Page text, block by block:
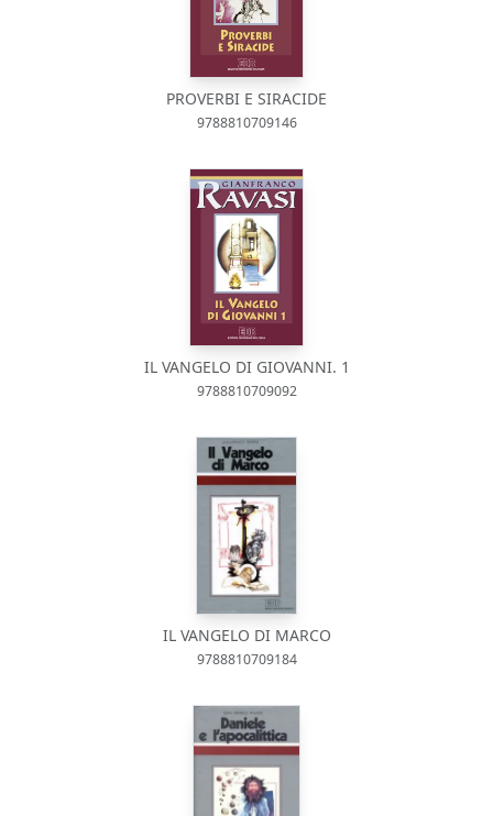
PROVERBI E SIRACIDE
9788810709146
IL VANGELO DI GIOVANNI. 1
9788810709092
IL VANGELO DI MARCO
9788810709184